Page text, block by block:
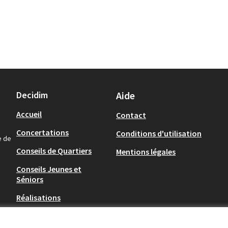
de
Decidim
Accueil
Concertations
Conseils de Quartiers
Conseils Jeunes et
Séniors
Réalisations
Aide
Contact
Conditions d'utilisation
Mentions légales